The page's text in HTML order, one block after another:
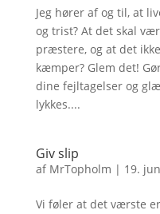
Jeg hører af og til, at
og trist? At det skal
præstere, og at det
kæmper? Glem det!
dine fejltagelser og
lykkes....
Giv slip
af MrTopholm | 19.
Vi føler at det værste